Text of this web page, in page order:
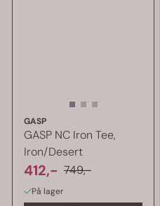
GASP
GASP NC Iron Tee,
Iron/Desert
412,- 749,-
På lager